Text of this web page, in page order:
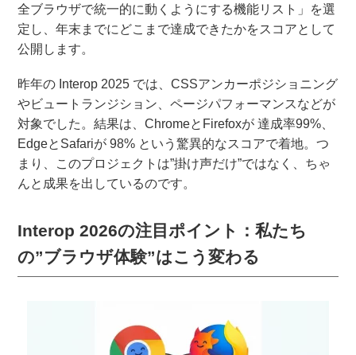
全ブラウザで統一的に動くようにする機能リスト」を選
定し、年末までにどこまで達成できたかをスコアとして
公開します。
昨年の Interop 2025 では、CSSアンカーポジショニング
やビュートランジション、ページパフォーマンスなどが
対象でした。結果は、ChromeとFirefoxが 達成率99%、
EdgeとSafariが 98% という驚異的なスコアで着地。つ
まり、このプロジェクトは”掛け声だけ”ではなく、ちゃ
んと成果を出しているのです。
Interop 2026の注目ポイント：私たち
の”ブラウザ体験”はこう変わる